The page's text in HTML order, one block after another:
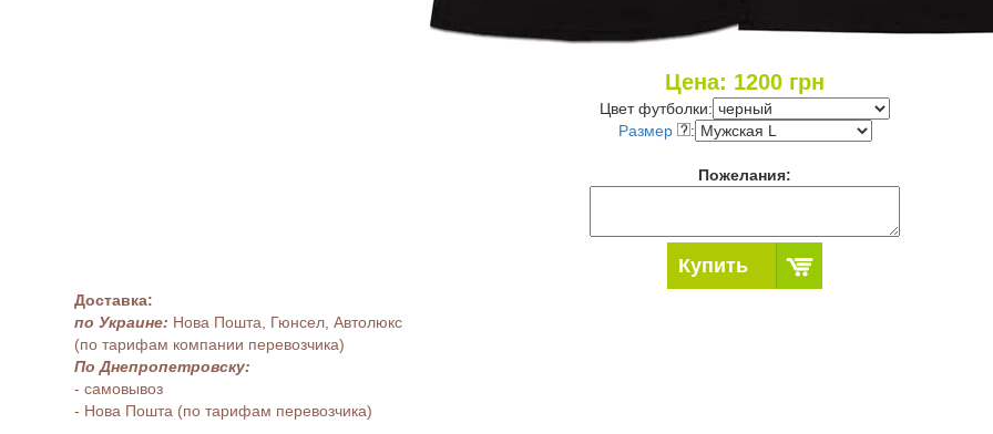
Цена: 1200 грн
Цвет футболки:
Размер
:
Пожелания:
Купить
Доставка:
по Украине: Нова Пошта, Гюнсел, Автолюкс
(по тарифам компании перевозчика)
По Днепропетровску:
- самовывоз
- Нова Пошта (по тарифам перевозчика)